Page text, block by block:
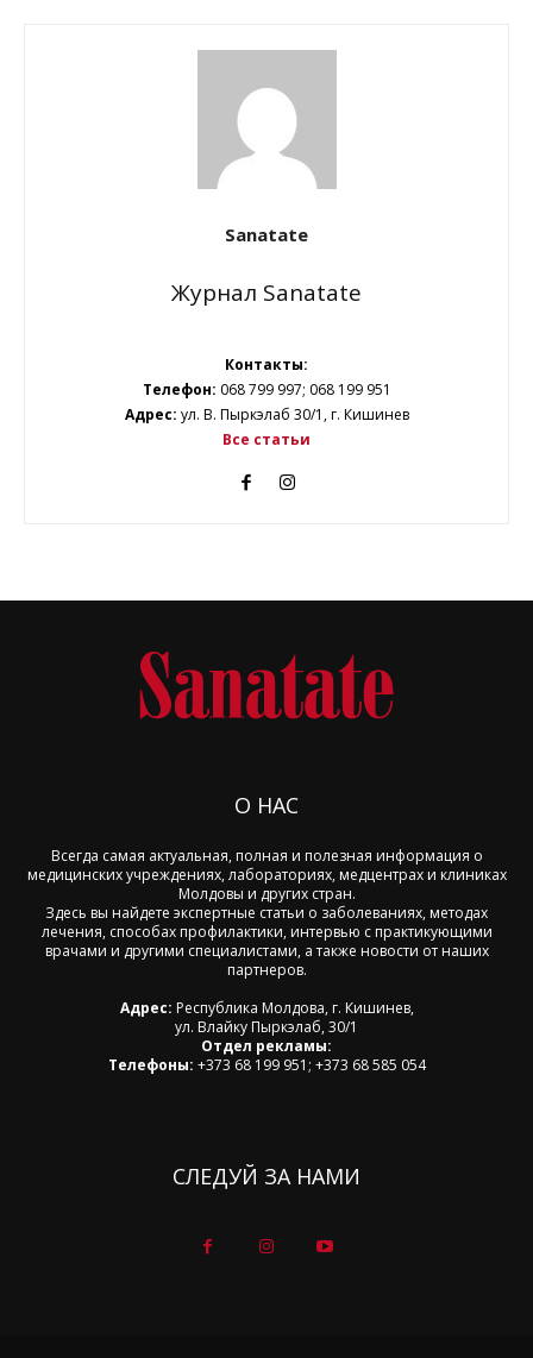
Sanatate
Журнал Sanatate
Контакты:
Телефон: 068 799 997; 068 199 951
Адрес: ул. В. Пыркэлаб 30/1, г. Кишинев
Все статьи
О НАС
Всегда самая актуальная, полная и полезная информация о
медицинских учреждениях, лабораториях, медцентрах и клиниках
Молдовы и других стран.
Здесь вы найдете экспертные статьи о заболеваниях, методах
лечения, способах профилактики, интервью с практикующими
врачами и другими специалистами, а также новости от наших
партнеров.
Адрес: Республика Молдова, г. Кишинев,
ул. Влайку Пыркэлаб, 30/1
Отдел рекламы:
Телефоны: +373 68 199 951; +373 68 585 054
СЛЕДУЙ ЗА НАМИ